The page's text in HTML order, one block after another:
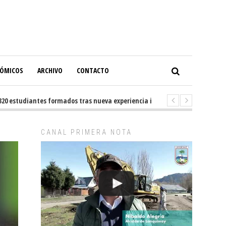
ARCHIVO CONTACTO
formados tras nueva experiencia internacional en Buenos
CANAL PRIMERA NOTA